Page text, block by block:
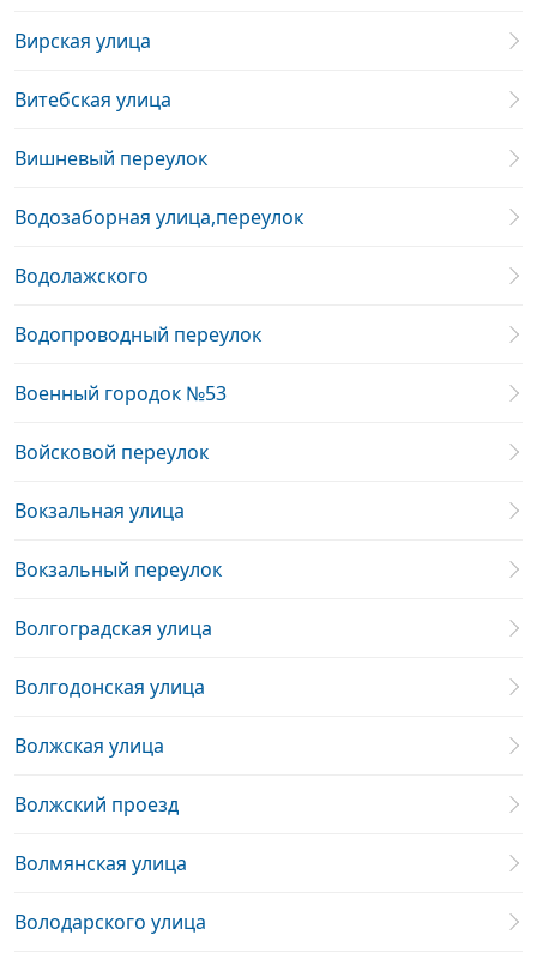
Вирская улица
Витебская улица
Вишневый переулок
Водозаборная улица,переулок
Водолажского
Водопроводный переулок
Военный городок №53
Войсковой переулок
Вокзальная улица
Вокзальный переулок
Волгоградская улица
Волгодонская улица
Волжская улица
Волжский проезд
Волмянская улица
Володарского улица